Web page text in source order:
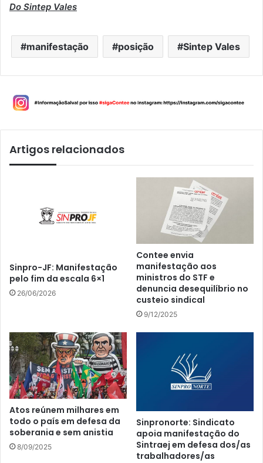
Do Sintep Vales
manifestação posição Sintep Vales
Artigos relacionados
Sinpro-JF: Manifestação
pelo fim da escala 6×1
26/06/2026
Contee envia
manifestação aos
ministros do STF e
denuncia desequilíbrio no
custeio sindical
9/12/2025
Atos reúnem milhares em
todo o país em defesa da
soberania e sem anistia
8/09/2025
Sinpronorte: Sindicato
apoia manifestação do
Sintraej em defesa dos/as
trabalhadores/as